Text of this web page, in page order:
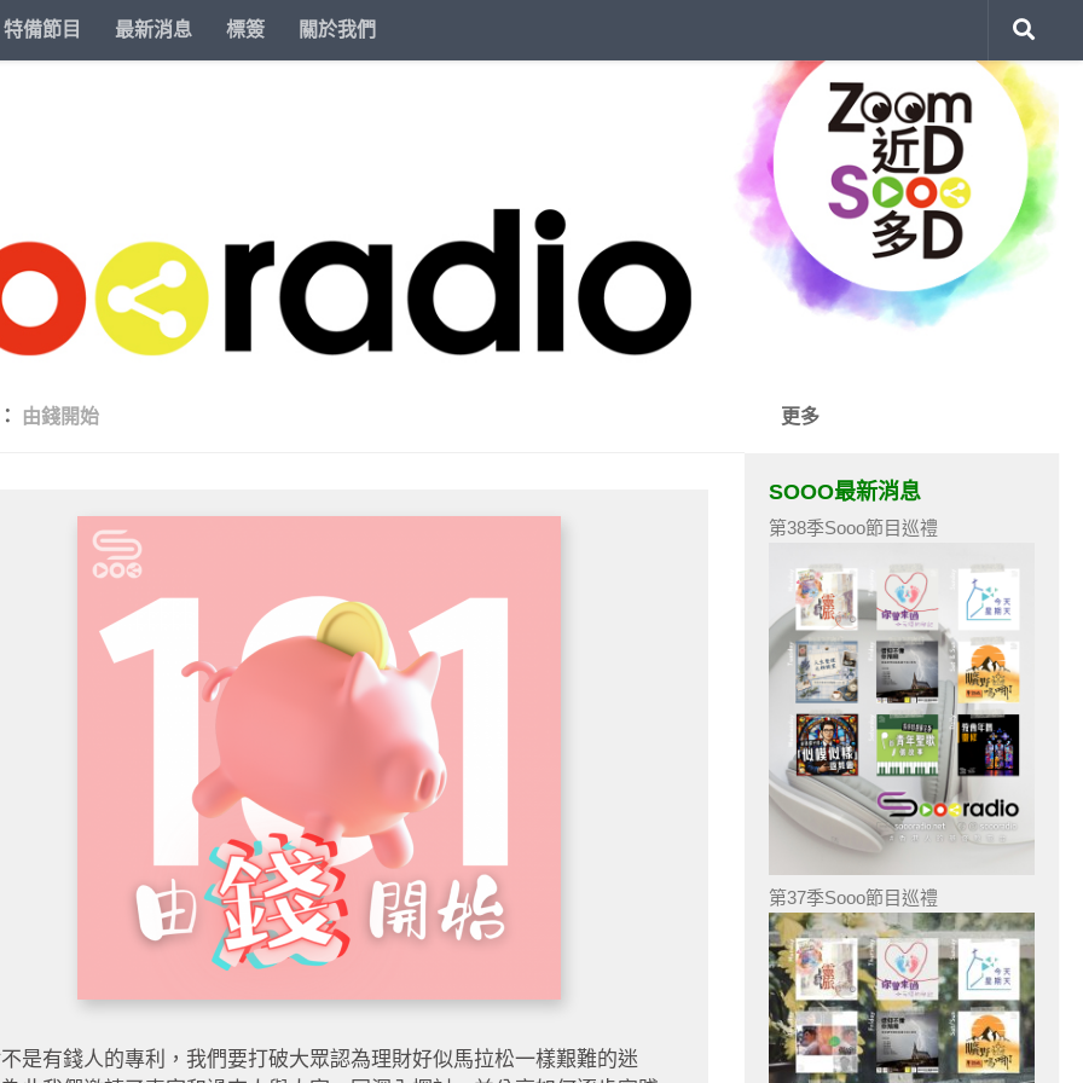
特備節目 最新消息 標簽 關於我們
由錢開始
是有錢人的專利，我們要打破大眾認為理財好似馬拉松一樣艱難的迷
更多
SOOO最新消息
第38季Sooo節目巡禮
第37季Sooo節目巡禮